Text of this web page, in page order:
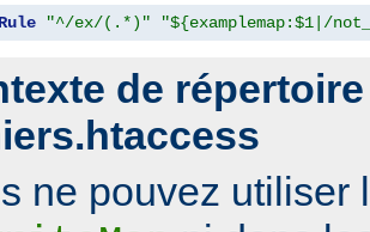
"^/ex/(.*)" "${examplemap:$1|/
de
ne pouvez utiliser